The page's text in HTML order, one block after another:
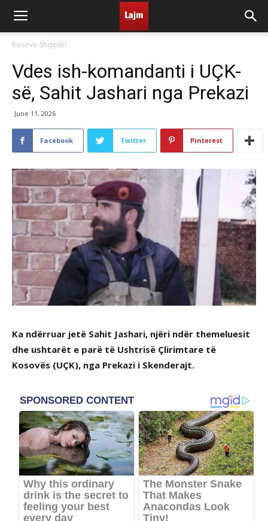
Kosovë-Shqipëri
Vdes ish-komandanti i UÇK-
së, Sahit Jashari nga Prekazi
June 11, 2026
Facebook Twitter Pinterest
Ka ndërruar jetë Sahit Jashari, njëri ndër themeluesit
dhe ushtarët e parë të Ushtrisë Çlirimtare të
Kosovës (UÇK), nga Prekazi i Skenderajt.